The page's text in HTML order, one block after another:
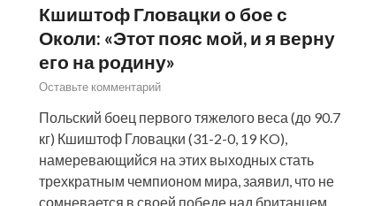
Кшиштоф Гловацки о бое с
Околи: «Этот пояс мой, и я верну
его на родину»
Оставьте комментарий
Польский боец первого тяжелого веса (до 90.7
кг) Кшиштоф Гловацки (31-2-0, 19 KO),
намеревающийся на этих выходных стать
трехкратным чемпионом мира, заявил, что не
сомневается в своей победе над британцем